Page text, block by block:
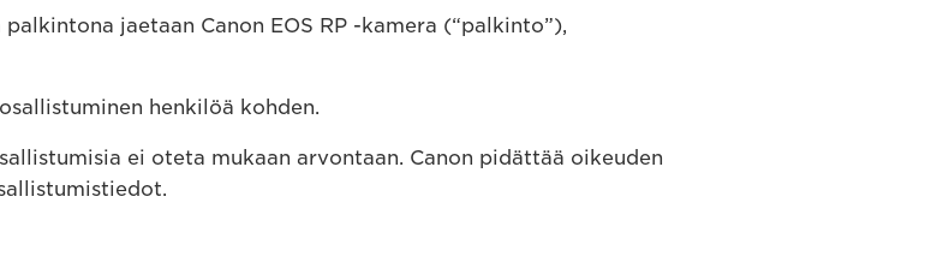
jaetaan Canon EOS RP -kamera (“palkinto”),
henkilöä kohden.
ei oteta mukaan arvontaan. Canon pidättää oikeuden